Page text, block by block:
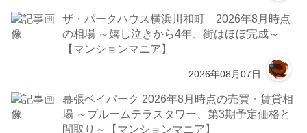
ザ・パークハウス横浜川和町 2026年8月時点
の相場 ～嬉し泣きから4年、街はほぼ完成～
【マンションマニア】
2026年08月07日
幕張ベイパーク 2026年8月時点の売買・賃貸相
場 ～ブルームテラスタワー、第3期予定価格と
間取り～【マンションマニア】